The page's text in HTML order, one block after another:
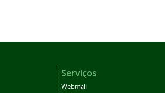
Serviços
Webmail